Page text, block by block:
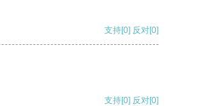
支持[0] 反对[0]
支持[0] 反对[0]